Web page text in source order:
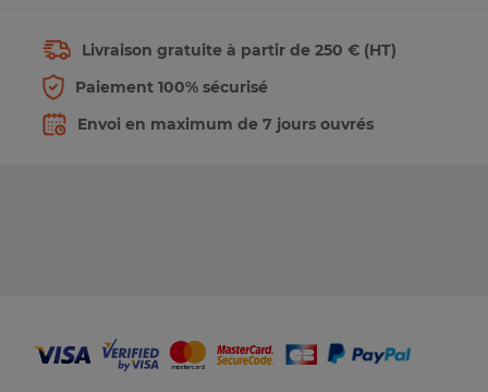
Livraison gratuite à partir de 250 € (HT)
Paiement 100% sécurisé
Envoi en maximum de 7 jours ouvrés